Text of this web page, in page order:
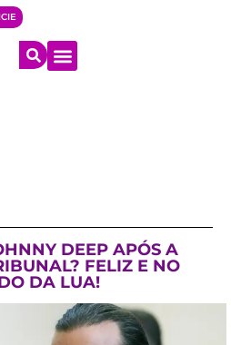
DEEP APÓS A
FELIZ E NO
DA LUA!